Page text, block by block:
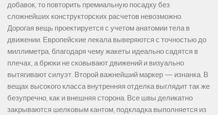
добавок, то повторить премиальную посадку без
сложнейших конструкторских расчетов невозможно.
Дорогая вещь проектируется с учетом анатомии тела в
движении. Европейские лекала выверяются с точностью до
миллиметра, благодаря чему жакеты идеально садятся в
плечах, а брюки не сковывают движений и визуально
вытягивают силуэт. Второй важнейший маркер — изнанка. В
вещах высокого класса внутренняя отделка выглядит так же
безупречно, как и внешняя сторона. Все швы деликатно
закрываются шелковым кантом, подкладка выполняется из